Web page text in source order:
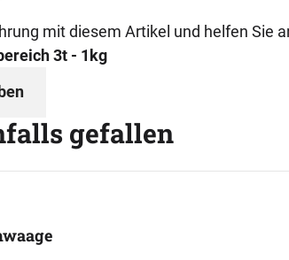
mit diesem Artikel und helfen Sie
3t - 1kg
gefallen